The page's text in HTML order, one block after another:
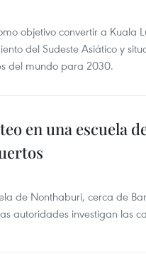
objetivo convertir a Kuala
del Sudeste Asiático y
del mundo para 2030.
en una escuela
de Nonthaburi, cerca de
autoridades investigan las